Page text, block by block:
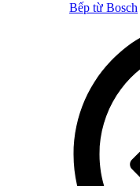
Bếp từ Bosch